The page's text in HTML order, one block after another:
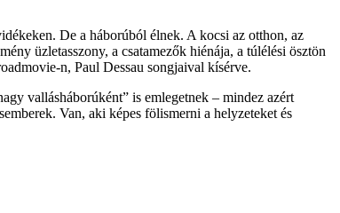
De a háborúból élnek. A kocsi az otthon, az
üzletasszony, a csatamezők hiénája, a túlélési ösztön
n, Paul Dessau songjaival kísérve.
vallásháborúként” is emlegetnek – mindez azért
Van, aki képes fölismerni a helyzeteket és